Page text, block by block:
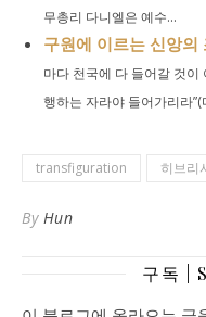
무총리 다니엘은 예수...
구원에 이르는 신앙의
마다 천국에 다 들어갈 것
행하는 자라야 들어가리라
transfiguration 히브리
By Hun
구독 |